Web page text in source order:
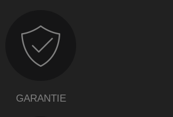
GARANTIE